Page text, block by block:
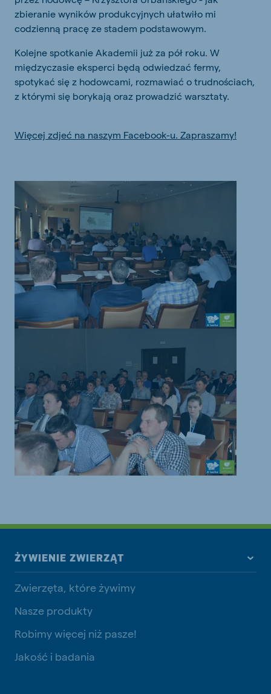
zbieranie wyników produkcyjnych ułatwiło mi
codzienną pracę ze stadem podstawowym.
Kolejne spotkanie Akademii już za pół roku. W
międzyczasie eksperci będą odwiedzać fermy,
spotykać się z hodowcami, rozmawiać o trudnościach,
z którymi się borykają oraz prowadzić warsztaty.
Więcej zdjeć na naszym Facebook-u. Zapraszamy!
ŻYWIENIE ZWIERZĄT
Zwierzęta, które żywimy
Nasze produkty
Robimy więcej niż pasze!
Jakość i badania